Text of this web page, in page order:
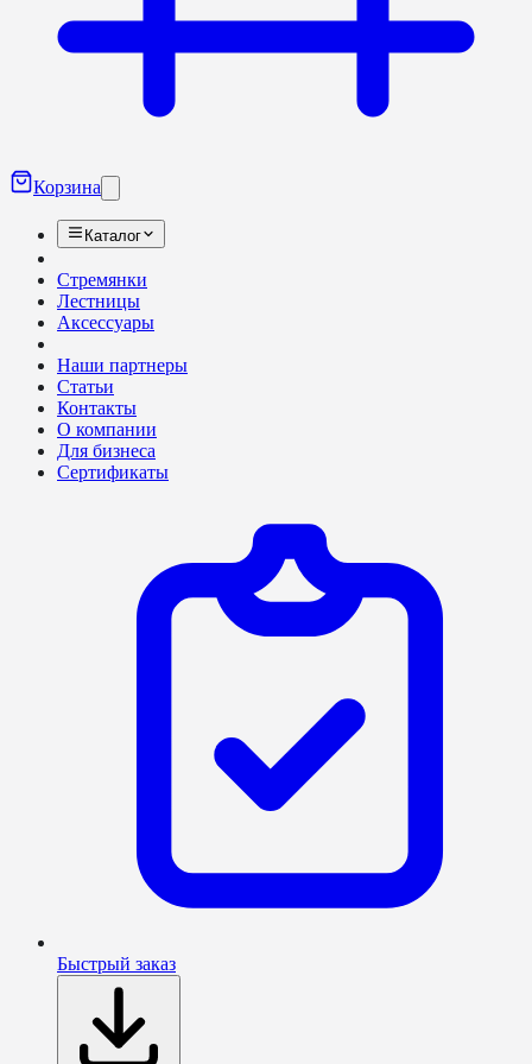
Корзина
Каталог
Стремянки
Лестницы
Аксессуары
Наши партнеры
Статьи
Контакты
О компании
Для бизнеса
Сертификаты
Быстрый заказ